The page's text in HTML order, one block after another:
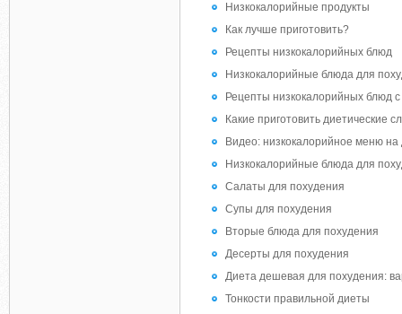
Низкокалорийные продукты
Как лучше приготовить?
Рецепты низкокалорийных блюд
Низкокалорийные блюда для
Рецепты низкокалорийных блюд
Какие приготовить диетические
Видео: низкокалорийное меню на
Низкокалорийные блюда для
Салаты для похудения
Супы для похудения
Вторые блюда для похудения
Десерты для похудения
Диета дешевая для похудения:
Тонкости правильной диеты